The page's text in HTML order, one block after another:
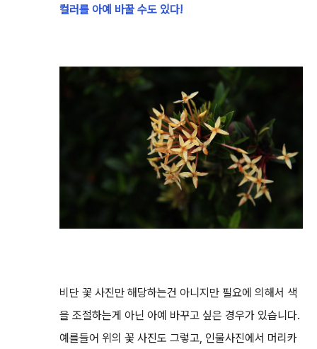
컬러를 아예 바꿀 수도 있다!
비단 꽃 사진만 해당하는건 아니지만 필요에 의해서 색
을 조절하는게 아닌 아예 바꾸고 싶은 경우가 있습니다.
예를들어 위의 꽃 사진도 그렇고, 인물사진에서 머리카